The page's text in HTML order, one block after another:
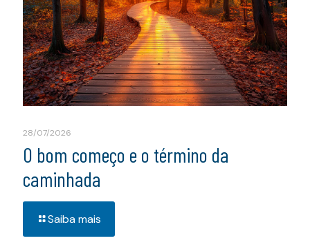
28/07/2026
O bom começo e o término da
caminhada
Saiba mais